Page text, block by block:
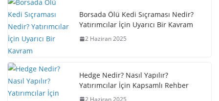
Borsada Ölü Kedi Sıçraması Nedir?
Yatırımcılar İçin Uyarıcı Bir Kavram
2 Haziran 2025
Hedge Nedir? Nasıl Yapılır?
Yatırımcılar İçin Kapsamlı Rehber
2 Haziran 2025